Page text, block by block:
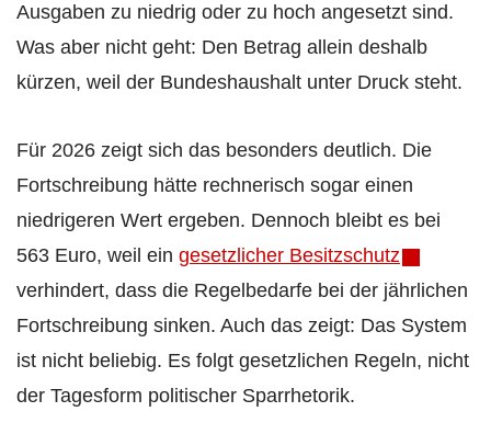
Ausgaben zu niedrig oder zu hoch angesetzt sind.
Was aber nicht geht: Den Betrag allein deshalb
kürzen, weil der Bundeshaushalt unter Druck steht.
Für 2026 zeigt sich das besonders deutlich. Die
Fortschreibung hätte rechnerisch sogar einen
niedrigeren Wert ergeben. Dennoch bleibt es bei
563 Euro, weil ein gesetzlicher Besitzschutz
verhindert, dass die Regelbedarfe bei der jährlichen
Fortschreibung sinken. Auch das zeigt: Das System
ist nicht beliebig. Es folgt gesetzlichen Regeln, nicht
der Tagesform politischer Sparrhetorik.